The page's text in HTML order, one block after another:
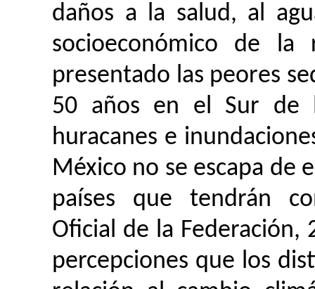
daños a la salud, al
socioeconómico de
presentado las peores
50 años en el Sur de
huracanes e
México no se escapa de
países que tendrán
Oficial de la
percepciones que los